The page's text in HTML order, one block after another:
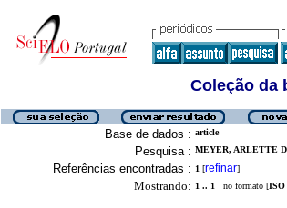
Coleção da
Base de dados : article
Pesquisa : MEYER, ARLETTE
Referências encontradas : 1 [refinar]
Mostrando: 1 .. 1 no formato [ISO